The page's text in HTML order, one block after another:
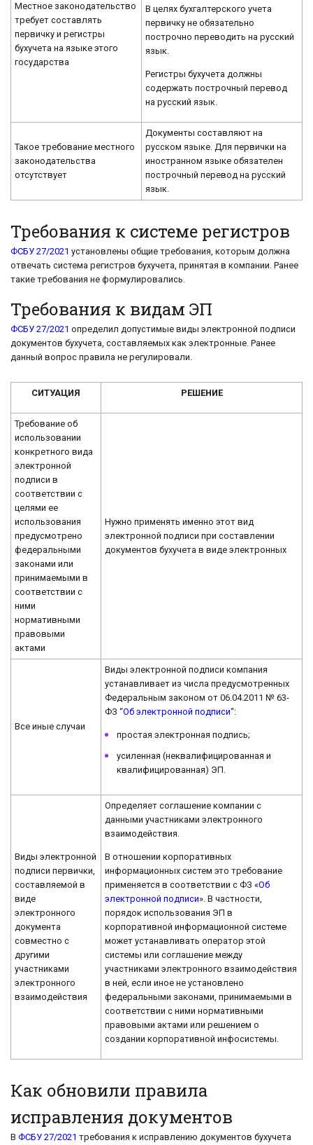
Местное законодательство
требует составлять
первичку и регистры
бухучета на языке этого
государства
В целях бухгалтерского учета
первичку не обязательно
построчно переводить на русский
язык.
Регистры бухучета должны
содержать построчный перевод
на русский язык.
Такое требование местного
законодательства
отсутствует
Документы составляют на
русском языке. Для первички на
иностранном языке обязателен
построчный перевод на русский
язык.
Требования к системе регистров
ФСБУ 27/2021 установлены общие требования, которым должна
отвечать система регистров бухучета, принятая в компании. Ранее
такие требования не формулировались.
Требования к видам ЭП
ФСБУ 27/2021 определил допустимые виды электронной подписи
документов бухучета, составляемых как электронные. Ранее
данный вопрос правила не регулировали.
СИТУАЦИЯ РЕШЕНИЕ
Требование об
использовании
конкретного вида
электронной
подписи в
соответствии с
целями ее
использования
предусмотрено
федеральными
законами или
принимаемыми в
соответствии с
ними
нормативными
правовыми
актами
Нужно применять именно этот вид
электронной подписи при составлении
документов бухучета в виде электронных
Все иные случаи
Виды электронной подписи компания
устанавливает из числа предусмотренных
Федеральным законом от 06.04.2011 № 63-
ФЗ “Об электронной подписи“:
простая электронная подпись;
усиленная (неквалифицированная и
квалифицированная) ЭП.
Виды электронной
подписи первички,
составляемой в
виде
электронного
документа
совместно с
другими
участниками
электронного
взаимодействия
Определяет соглашение компании с
данными участниками электронного
взаимодействия.
В отношении корпоративных
информационных систем это требование
применяется в соответствии с ФЗ «Об
электронной подписи». В частности,
порядок использования ЭП в
корпоративной информационной системе
может устанавливать оператор этой
системы или соглашение между
участниками электронного взаимодействия
в ней, если иное не установлено
федеральными законами, принимаемыми в
соответствии с ними нормативными
правовыми актами или решением о
создании корпоративной инфосистемы.
Как обновили правила
исправления документов
В ФСБУ 27/2021 требования к исправлению документов бухучета